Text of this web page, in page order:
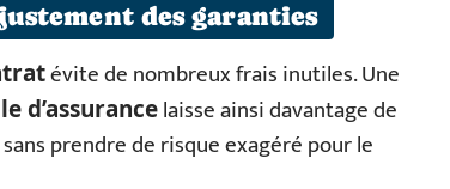
des garanties
évite de nombreux frais inutiles. Une
d’assurancelaisse ainsi davantage de
prendre de risque exagéré pour le